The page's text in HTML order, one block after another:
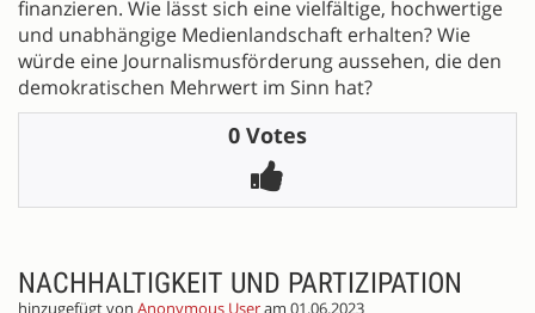
finanzieren. Wie lässt sich eine vielfältige, hochwertige
und unabhängige Medienlandschaft erhalten? Wie
würde eine Journalismusförderung aussehen, die den
demokratischen Mehrwert im Sinn hat?
0 Votes
NACHHALTIGKEIT UND PARTIZIPATION
hinzugefügt von Anonymous Useram 01.06.2023